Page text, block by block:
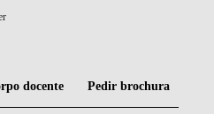
docente Pedir brochura